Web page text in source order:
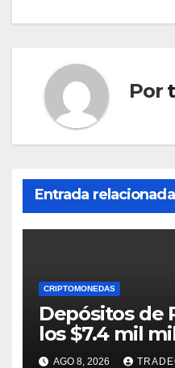
Por
Entrada relacionada
CRIPTOMONEDAS
Depósitos de
los $7.4 mil
medio de la
AGO 8, 2026